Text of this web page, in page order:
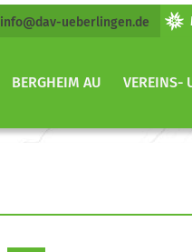
info@dav-ueberlingen.de
BERGHEIM AU VEREINS-